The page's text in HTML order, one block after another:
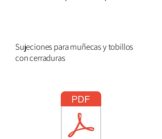
Sujeciones para muñecas y tobillos
con cerraduras